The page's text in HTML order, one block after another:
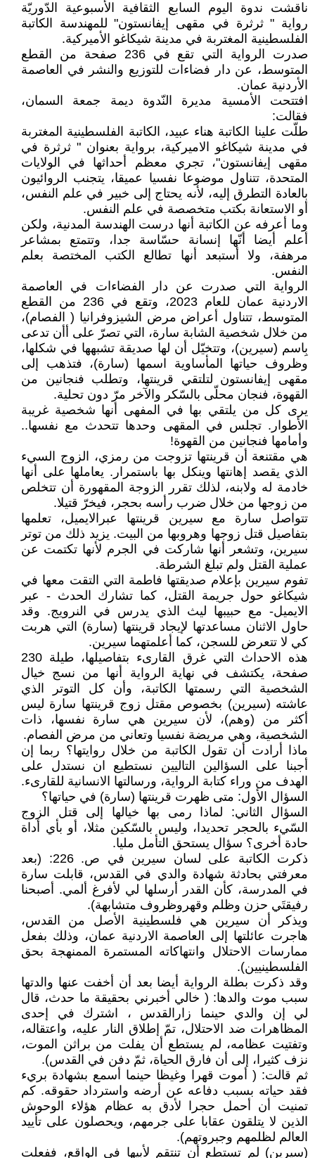
ناقشت ندوة اليوم السابع الثقافية الأسبوعية الدّوريّة
رواية " ثرثرة في مقهى إيفانستون" للمهندسة الكاتبة
الفلسطينية المغتربة في مدينة شيكاغو الأميركية.
صدرت الرواية التي تقع في 236 صفحة من القطع
المتوسط، عن دار فضاءات للتوزيع والنشر في العاصمة
الأردنية عمان.
افتتحت الأمسية مديرة النّدوة ديمة جمعة السمان،
فقالت:
طلّت علينا الكاتبة هناء عبيد، الكاتبة الفلسطينية المغتربة
في مدينة شيكاغو الاميركية، برواية بعنوان " ثرثرة في
مقهى إيفانستون"، تجري معظم أحداثها في الولايات
المتحدة، تتناول موضوعا نفسيا عميقا، يتجنب الروائيون
بالعادة التطرق إليه، لأنه يحتاج إلى خبير في علم النفس،
أو الاستعانة بكتب متخصصة في علم النفس.
وما أعرفه عن الكاتبة أنها درست الهندسة المدنية، ولكن
أعلم أيضا أنّها إنسانة حسّاسة جدا، وتتمتع بمشاعر
مرهفة، ولا أستبعد أنها تطالع الكتب المختصة بعلم
النفس.
الرواية التي صدرت عن دار الفضاءات في العاصمة
الاردنية عمان للعام 2023، وتقع في 236 من القطع
المتوسط، تتناول أعراض مرض الشيزوفرانيا ( الفصام)،
من خلال شخصية الشابة سارة، التي تصرّ على أأن تدعى
بِاسم (سيرين)، وتتخيّل أن لها صديقة تشبهها في شكلها،
وظروف حياتها المأساوية اسمها (سارة)، فتذهب إلى
مقهى إيفانستون لتلتقي قرينتها، وتطلب فنجانين من
القهوة، فنجان محلّى بالسّكر والآخر مرّ دون تحلية.
يرى كل من يلتقي بها في المفهى أنها شخصية غريبة
الأطوار. تجلس في المقهى وحدها تتحدث مع نفسها..
وأمامها فنجانين من القهوة!
هي مقتنعة أن قرينتها تزوجت من رمزي، الزوج السيء
الذي يقصد إهانتها وينكل بها باستمرار. يعاملها على أنها
خادمة له ولابنه، لذلك تقرر الزوجة المقهورة أن تتخلص
من زوجها من خلال ضرب رأسه بحجر، فيخرّ قتيلا.
تتواصل سارة مع سيرين قرينتها عبرالايميل، تعلمها
بتفاصيل قتل زوجها وهروبها من البيت. يزيد ذلك من توتر
سيرين، وتشعر أنها شاركت في الجرم لأنها تكتمت عن
عملية القتل ولم تبلغ الشرطة.
تفوم سيرين بإعلام صديقتها فاطمة التي التقت معها في
شيكاغو حول جريمة القتل، كما تشارك الحدث - عبر
الايميل- مع حبيبها ليث الذي يدرس في النرويج. وقد
حاول الاثنان مساعدتها لإيجاد قرينتها (سارة) التي هربت
كي لا تتعرض للسجن، كما أعلمتهما سيرين.
هذه الاحداث التي غرق القارىء بتفاصيلها، طيلة 230
صفحة، يكتشف في نهاية الرواية أنها من نسج خيال
الشخصية التي رسمتها الكاتبة، وأن كل التوتر الذي
عاشته (سيرين) بخصوص مقتل زوج قرينتها سارة ليس
أكثر من (وهم)، لأن سيرين هي سارة نفسها، ذات
الشخصية، وهي مريضة نفسيا وتعاني من مرض الفصام.
ماذا أرادت أن تقول الكاتبة من خلال روايتها؟ ربما إن
أجبنا على السؤالين التاليين نستطيع ان نستدل على
الهدف من وراء كتابة الرواية، ورسالتها الانسانية للقارىء.
السؤال الأول: متى ظهرت قرينتها (سارة) في حياتها؟
السؤال الثاني: لماذا رمى بها خيالها إلى قتل الزوج
السّيء بالحجر تحديدا، وليس بالسّكين مثلا، أو بأي أداة
حادة أخرى؟ سؤال يستحق التأمل مليا.
ذكرت الكاتبة على لسان سيرين في ص. 226: (بعد
معرفتي بحادثة شهادة والدي في القدس، قابلت سارة
في المدرسة، كأن القدر أرسلها لي لأفرغ ألمي. أصبحنا
رفيقتَي حزن وظلم وقهروظروف متشابهة).
ويذكر أن سيرين هي فلسطينية الأصل من القدس،
هاجرت عائلتها إلى العاصمة الاردنية عمان، وذلك بفعل
ممارسات الاحتلال وانتهاكاته المستمرة الممنهجة بحق
الفلسطينيين).
وقد ذكرت بطلة الرواية أيضا بعد أن أخفت عنها والدتها
سبب موت والدها: ( خالي أخبرني بحقيقة ما حدث، قال
لي إن والدي حينما زارالقدس ، اشترك في إحدى
المظاهرات ضد الاحتلال، تمّ إطلاق النار عليه، واعتقاله،
وتفتيت عظامه، لم يستطع أن يفلت من براثن الموت،
نزف كثيرا، إلى أن فارق الحياة، ثمّ دفن في القدس).
ثم قالت: ( أموت قهرا وغيظا حينما أسمع بشهادة بريء
فقد حياته بسبب دفاعه عن أرضه واسترداد حقوقه. كم
تمنيت أن أحمل حجرا لأدق به عظام هؤلاء الوحوش
الذين لا يتلقون عقابا على جرمهم، ويحصلون على تأييد
العالم لظلمهم وجبروتهم).
(سيرين) لم تستطع أن تنتقم لأبيها في الواقع، ففعلت